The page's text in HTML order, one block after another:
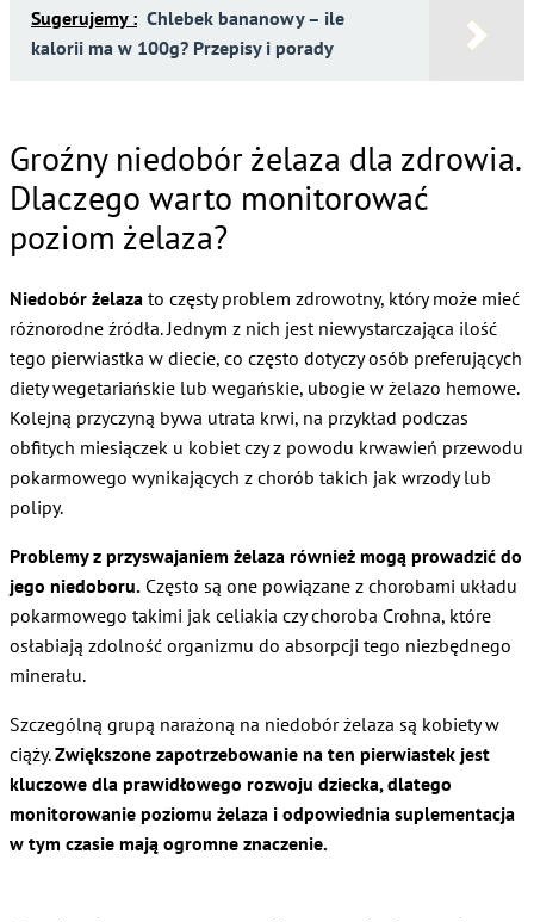
Sugerujemy : Chlebek bananowy – ile
kalorii ma w 100g? Przepisy i porady
Groźny niedobór żelaza dla zdrowia.
Dlaczego warto monitorować
poziom żelaza?
Niedobór żelaza to częsty problem zdrowotny, który może mieć
różnorodne źródła. Jednym z nich jest niewystarczająca ilość
tego pierwiastka w diecie, co często dotyczy osób preferujących
diety wegetariańskie lub wegańskie, ubogie w żelazo hemowe.
Kolejną przyczyną bywa utrata krwi, na przykład podczas
obfitych miesiączek u kobiet czy z powodu krwawień przewodu
pokarmowego wynikających z chorób takich jak wrzody lub
polipy.
Problemy z przyswajaniem żelaza również mogą prowadzić do
jego niedoboru. Często są one powiązane z chorobami układu
pokarmowego takimi jak celiakia czy choroba Crohna, które
osłabiają zdolność organizmu do absorpcji tego niezbędnego
minerału.
Szczególną grupą narażoną na niedobór żelaza są kobiety w
ciąży.Zwiększone zapotrzebowanie na ten pierwiastek jest
kluczowe dla prawidłowego rozwoju dziecka, dlatego
monitorowanie poziomu żelaza i odpowiednia suplementacja
w tym czasie mają ogromne znaczenie.